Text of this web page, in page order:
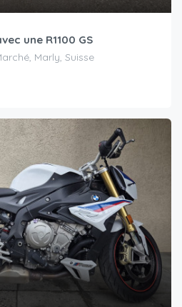
une R1100 GS
Marly, Suisse